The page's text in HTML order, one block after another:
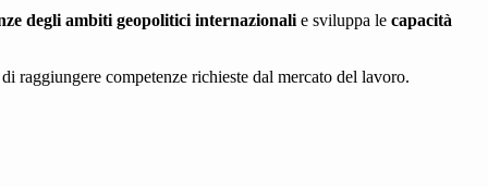
degli ambiti geopolitici internazionali e sviluppa le capacità
raggiungere competenze richieste dal mercato del lavoro.